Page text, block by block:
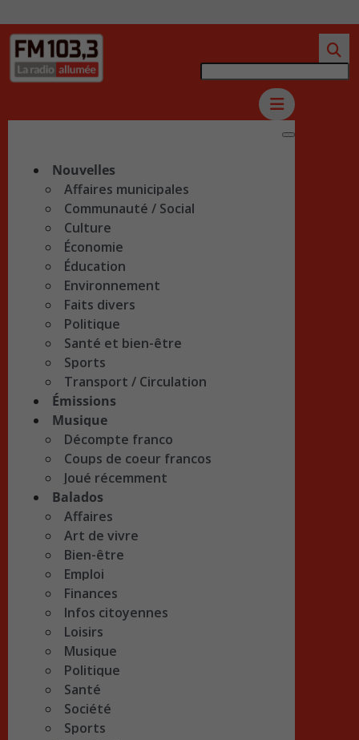
Nouvelles
Affaires municipales
Communauté / Social
Culture
Économie
Éducation
Environnement
Faits divers
Politique
Santé et bien-être
Sports
Transport / Circulation
Émissions
Musique
Décompte franco
Coups de coeur francos
Joué récemment
Balados
Affaires
Art de vivre
Bien-être
Emploi
Finances
Infos citoyennes
Loisirs
Musique
Politique
Santé
Société
Sports